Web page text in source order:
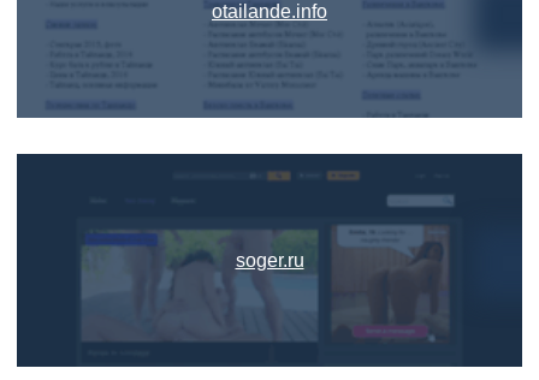
otailande.info
soger.ru